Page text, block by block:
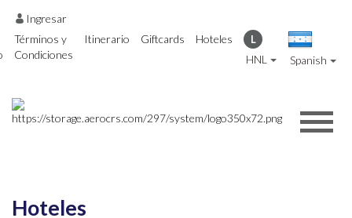
Ingresar
Términos y
Condiciones
Itinerario Giftcards Hoteles L
HNL Spanish
Hoteles